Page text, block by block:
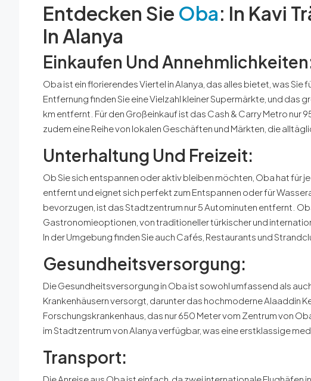
Entdecken Sie Oba: In Kavi
In Alanya
Einkaufen Und
Oba ist ein florierendes Viertel in Alanya, das alles bietet, was
Entfernung finden Sie eine Vielzahl kleiner Supermärkte, und das
km entfernt. Für den Großeinkauf ist das Cash & Carry Metro nur
zudem eine Reihe von lokalen Geschäften und Märkten, die
Unterhaltung Und Freizeit:
Ob Sie sich entspannen oder aktiv bleiben möchten, Oba hat für
entfernt und eignet sich perfekt zum Entspannen oder für
bevorzugen, ist das Stadtzentrum nur 5 Autominuten entfernt.
Gastronomieoptionen, von traditioneller türkischer und
In der Umgebung finden Sie auch Cafés, Restaurants und
Gesundheitsversorgung:
Die Gesundheitsversorgung in Oba ist sowohl umfassend als
Krankenhäusern versorgt, darunter das hochmoderne Alaaddin
Forschungskrankenhaus, das nur 650 Meter vom Zentrum von
im Stadtzentrum von Alanya verfügbar, was eine erstklassige
Transport:
Die Anreise aus Oba ist einfach, da zwei internationale Flughäfen